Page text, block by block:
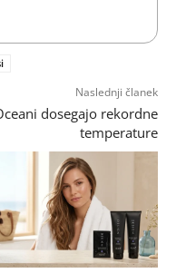
Naslednji članek
dosegajo rekordne
temperature